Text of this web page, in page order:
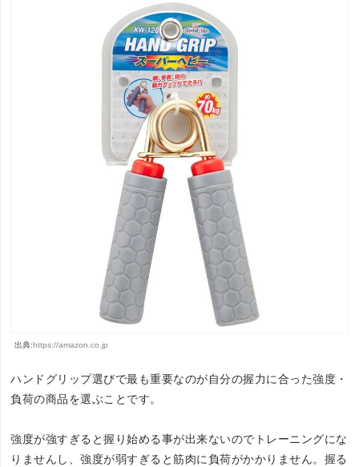
出典:https://amazon.co.jp
ハンドグリップ選びで最も重要なのが自分の握力に合った強度・
負荷の商品を選ぶことです。
強度が強すぎると握り始める事が出来ないのでトレーニングにな
りませんし、強度が弱すぎると筋肉に負荷がかかりません。握る